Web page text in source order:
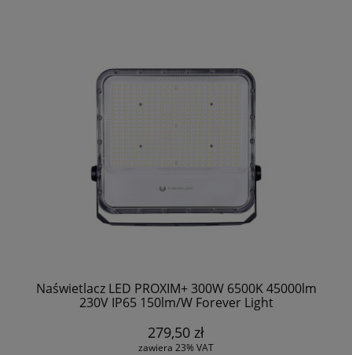
Naświetlacz LED PROXIM+ 300W 6500K 45000lm
230V IP65 150lm/W Forever Light
279,50 zł
zawiera 23% VAT